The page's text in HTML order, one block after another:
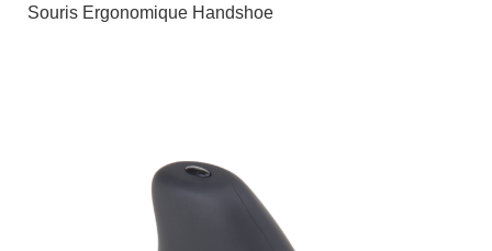
Souris Ergonomique Handshoe